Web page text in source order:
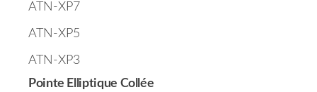
ATN-XP7
ATN-XP5
ATN-XP3
Pointe Elliptique Collée